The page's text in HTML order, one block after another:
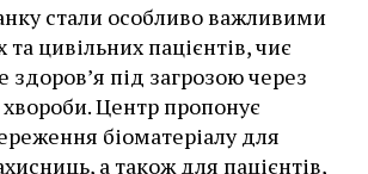
стали особливо важливими
та цивільних пацієнтів, чиє
здоров’я під загрозою через
Центр пропонує
біоматеріалу для
а також для пацієнтів,